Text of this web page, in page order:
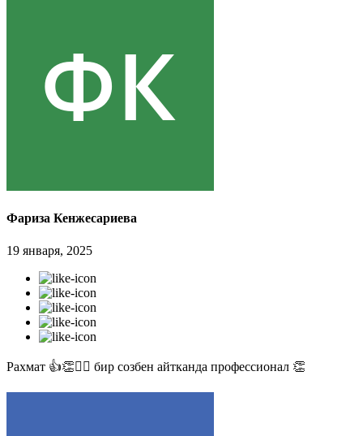
Фариза Кенжесариева
19 января, 2025
Рахмат 👍👏✊🏻 бир созбен айтканда профессионал 👏